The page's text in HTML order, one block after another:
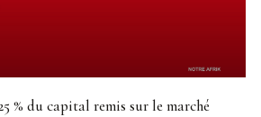
% du capital remis sur le marché